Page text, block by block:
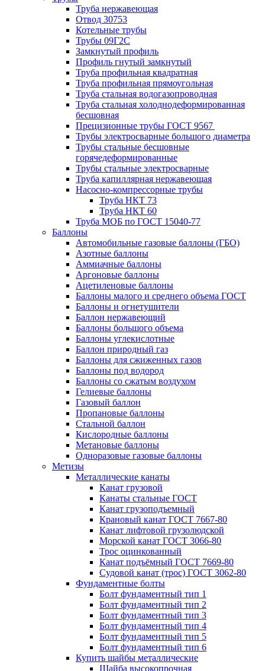
Труба нержавеющая
Отвод 30753
Котельные трубы
Трубы 09Г2С
Замкнутый профиль
Профиль гнутый замкнутый
Труба профильная квадратная
Труба профильная прямоугольная
Труба стальная водогазопроводная
Труба стальная холоднодеформированная
бесшовная
Прецизионные трубы ГОСТ 9567
Трубы электросварные большого диаметра
Трубы стальные бесшовные
горячедеформированные
Трубы стальные электросварные
Труба капиллярная нержавеющая
Насосно-компрессорные трубы
Труба НКТ 73
Труба НКТ 60
Труба МОБ по ГОСТ 15040-77
Баллоны
Автомобильные газовые баллоны (ГБО)
Азотные баллоны
Аммиачные баллоны
Аргоновые баллоны
Ацетиленовые баллоны
Баллоны малого и среднего объема ГОСТ
Баллоны и огнетушители
Баллон нержавеющий
Баллоны большого объема
Баллоны углекислотные
Баллон природный газ
Баллоны для сжиженных газов
Баллоны под водород
Баллоны со сжатым воздухом
Гелиевые баллоны
Газовый баллон
Пропановые баллоны
Стальной баллон
Кислородные баллоны
Метановые баллоны
Одноразовые газовые баллоны
Метизы
Металлические канаты
Канат грузовой
Канаты стальные ГОСТ
Канат грузоподъемный
Крановый канат ГОСТ 7667-80
Канат лифтовой грузолюдской
Морской канат ГОСТ 3066-80
Трос оцинкованный
Канат подъёмный ГОСТ 7669-80
Судовой канат (трос) ГОСТ 3062-80
Фундаментные болты
Болт фундаментный тип 1
Болт фундаментный тип 2
Болт фундаментный тип 3
Болт фундаментный тип 4
Болт фундаментный тип 5
Болт фундаментный тип 6
Купить шайбы металлические
Шайба высокопрочная